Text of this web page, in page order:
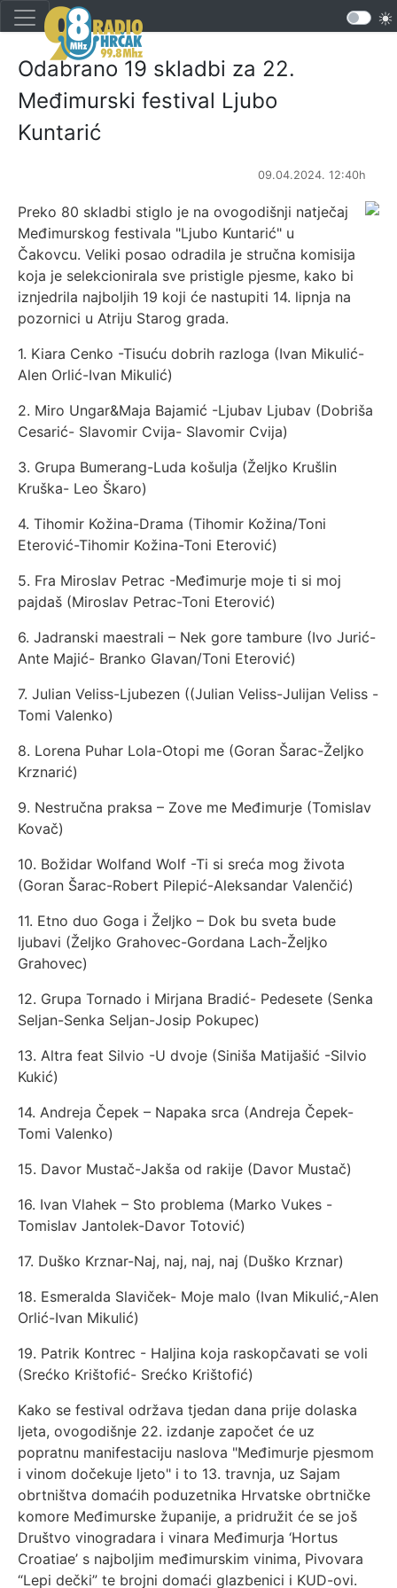
Odabrano 19 skladbi za 22.
Međimurski festival Ljubo
Kuntarić
09.04.2024. 12:40h
Preko 80 skladbi stiglo je na ovogodišnji natječaj
Međimurskog festivala "Ljubo Kuntarić" u
Čakovcu. Veliki posao odradila je stručna komisija
koja je selekcionirala sve pristigle pjesme, kako bi
iznjedrila najboljih 19 koji će nastupiti 14. lipnja na
pozornici u Atriju Starog grada.
1. Kiara Cenko -Tisuću dobrih razloga (Ivan Mikulić-
Alen Orlić-Ivan Mikulić)
2. Miro Ungar&Maja Bajamić -Ljubav Ljubav (Dobriša
Cesarić- Slavomir Cvija- Slavomir Cvija)
3. Grupa Bumerang-Luda košulja (Željko Krušlin
Kruška- Leo Škaro)
4. Tihomir Kožina-Drama (Tihomir Kožina/Toni
Eterović-Tihomir Kožina-Toni Eterović)
5. Fra Miroslav Petrac -Međimurje moje ti si moj
pajdaš (Miroslav Petrac-Toni Eterović)
6. Jadranski maestrali – Nek gore tambure (Ivo Jurić-
Ante Majić- Branko Glavan/Toni Eterović)
7. Julian Veliss-Ljubezen ((Julian Veliss-Julijan Veliss -
Tomi Valenko)
8. Lorena Puhar Lola-Otopi me (Goran Šarac-Željko
Krznarić)
9. Nestručna praksa – Zove me Međimurje (Tomislav
Kovač)
10. Božidar Wolfand Wolf -Ti si sreća mog života
(Goran Šarac-Robert Pilepić-Aleksandar Valenčić)
11. Etno duo Goga i Željko – Dok bu sveta bude
ljubavi (Željko Grahovec-Gordana Lach-Željko
Grahovec)
12. Grupa Tornado i Mirjana Bradić- Pedesete (Senka
Seljan-Senka Seljan-Josip Pokupec)
13. Altra feat Silvio -U dvoje (Siniša Matijašić -Silvio
Kukić)
14. Andreja Čepek – Napaka srca (Andreja Čepek-
Tomi Valenko)
15. Davor Mustač-Jakša od rakije (Davor Mustač)
16. Ivan Vlahek – Sto problema (Marko Vukes -
Tomislav Jantolek-Davor Totović)
17. Duško Krznar-Naj, naj, naj, naj (Duško Krznar)
18. Esmeralda Slaviček- Moje malo (Ivan Mikulić,-Alen
Orlić-Ivan Mikulić)
19. Patrik Kontrec - Haljina koja raskopčavati se voli
(Srećko Krištofić- Srećko Krištofić)
Kako se festival održava tjedan dana prije dolaska
ljeta, ovogodišnje 22. izdanje započet će uz
popratnu manifestaciju naslova "Međimurje pjesmom
i vinom dočekuje ljeto" i to 13. travnja, uz Sajam
obrtništva domaćih poduzetnika Hrvatske obrtničke
komore Međimurske županije, a pridružit će se još
Društvo vinogradara i vinara Međimurja ‘Hortus
Croatiae’ s najboljim međimurskim vinima, Pivovara
“Lepi dečki” te brojni domaći glazbenici i KUD-ovi.